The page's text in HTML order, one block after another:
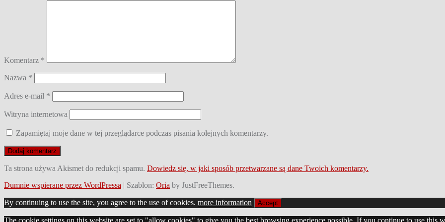
Komentarz *
Nazwa *
Adres e-mail *
Witryna internetowa
Zapamiętaj moje dane w tej przeglądarce podczas pisania kolejnych komentarzy.
Ta strona używa Akismet do redukcji spamu. Dowiedz się, w jaki sposób przetwarzane są dane Twoich komentarzy.
Dumnie wspierane przez WordPressa | Szablon: Oria by JustFreeThemes.
By continuing to use the site, you agree to the use of cookies. more information Accept
The cookie settings on this website are set to "allow cookies" to give you the best browsing experience possible. If you continue to use